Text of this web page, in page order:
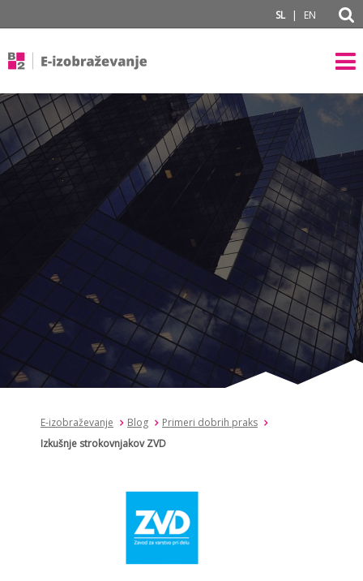
SL | EN
E-izobraževanje Blog
Primeri dobrih praks
Izkušnje strokovnjakov ZVD